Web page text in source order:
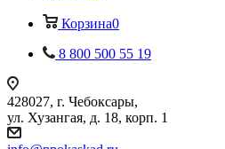
Корзина0
8 800 500 55 19
428027, г. Чебоксары,
ул. Хузангая, д. 18, корп. 1